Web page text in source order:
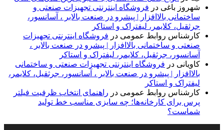
شهروز باغی در فروشگاه اینترنتی تجهیزات صنعتی و
ساختمانی بالاافزار | پیشرو در صنعت بالابر ، آسانسور،
جرثقیل، کلایمر، لیفتراک و استاکر
کارشناس روابط عمومی در فروشگاه اینترنتی تجهیزات
صنعتی و ساختمانی بالاافزار | پیشرو در صنعت بالابر ،
آسانسور، جرثقیل، کلایمر، لیفتراک و استاکر
کاویانی در فروشگاه اینترنتی تجهیزات صنعتی و ساختمانی
بالاافزار | پیشرو در صنعت بالابر ، آسانسور، جرثقیل، کلایمر،
لیفتراک و استاکر
کارشناس روابط عمومی در راهنمای انتخاب ظرفیت فیلتر
پرس برای کارخانه‌ها؛ چه سایزی مناسب خط تولید
شماست؟